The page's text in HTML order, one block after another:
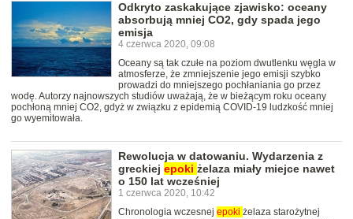
Odkryto zaskakujące zjawisko: oceany
absorbują mniej CO2, gdy spada jego
emisja
4 czerwca 2020, 09:08
Oceany są tak czułe na poziom dwutlenku węgla w
atmosferze, że zmniejszenie jego emisji szybko
prowadzi do mniejszego pochłaniania go przez
wodę. Autorzy najnowszych studiów uważają, że w bieżącym roku oceany
pochłoną mniej CO2, gdyż w związku z epidemią COVID-19 ludzkość mniej
go wyemitowała.
Rewolucja w datowaniu. Wydarzenia z
greckiej epoki żelaza miały miejce nawet
o 150 lat wcześniej
1 czerwca 2020, 10:42
Chronologia wczesnej epoki żelaza starożytnej